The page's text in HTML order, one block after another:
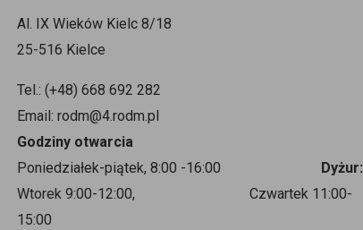
Al. IX Wieków Kielc 8/18
25-516 Kielce
Tel.: (+48) 668 692 282
Email: rodm@4.rodm.pl
Godziny otwarcia
Poniedziałek-piątek, 8:00 -16:00
Dyżur:
Wtorek 9:00-12:00, Czwartek 11:00-
15:00